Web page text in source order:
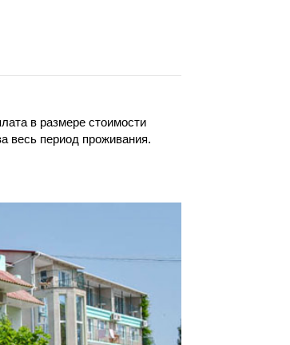
в размере стоимости
весь период проживания.